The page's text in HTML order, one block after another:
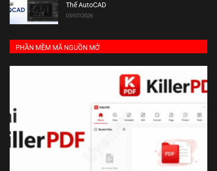
Thế AutoCAD
03/07/2026
PHẦN MỀM MÃ NGUỒN MỞ